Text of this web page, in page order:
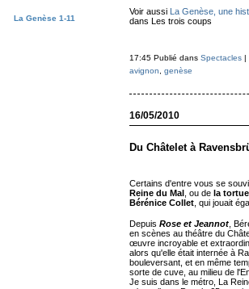
La Genèse 1-11
Voir aussi La Genèse, une
dans Les trois coups
17:45 Publié dans Spectacles|
avignon
genèse
16/05/2010
Du Châtelet à
Certains d'entre vous se
Reine du Mal, ou de la tortue
Bérénice Collet, qui jouait
Depuis Rose et Jeannot,
en scènes au théâtre du
œuvre incroyable et
alors qu'elle était internée à
bouleversant, et en même
sorte de cuve, au milieu de
Je suis dans le métro, La